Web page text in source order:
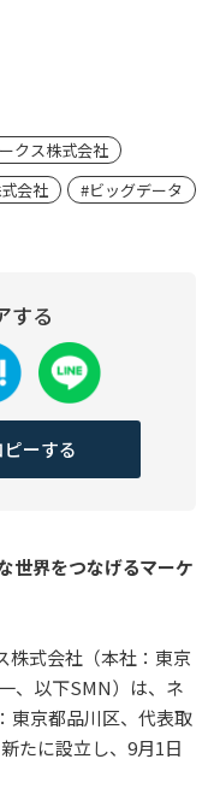
クス株式会社
会社
#ビッグデータ
する
ーする
世界をつなげるマーケ
株式会社（本社：東京
、以下SMN）は、ネ
東京都品川区、代表取
たに設立し、9月1日